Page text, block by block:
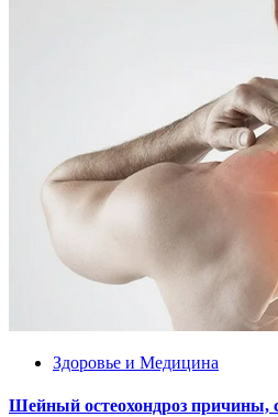
Здоровье и Медицина
Шейный остеохондроз причины,